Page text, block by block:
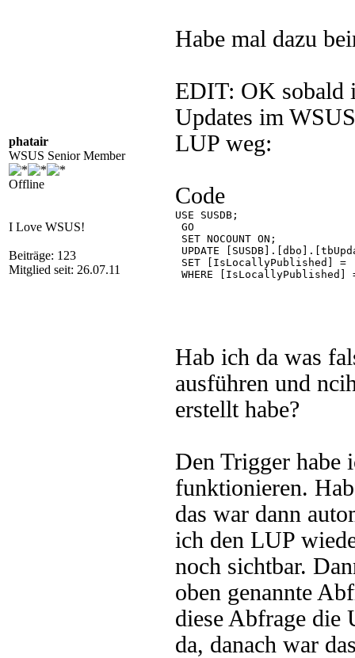
phatair
WSUS Senior Member
Offline
I Love WSUS!
Beiträge: 123
Mitglied seit: 26.07.11
Habe mal dazu
EDIT: OK sobald
Updates im
LUP weg:
Code
USE SUSDB;
GO
SET NOCOUNT ON;
UPDATE
SET [IsLocallyPublished]
WHERE
Hab ich da was
ausführen und
erstellt habe?
Den Trigger habe
funktionieren.
das war dann
ich den LUP
noch sichtbar.
oben genannte
diese Abfrage die
da, danach war